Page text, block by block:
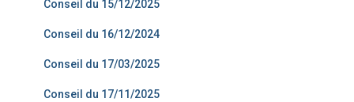
Conseil du 15/12/2025
Conseil du 16/12/2024
Conseil du 17/03/2025
Conseil du 17/11/2025